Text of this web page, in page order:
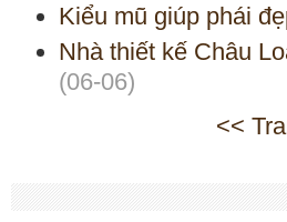
Kiểu mũ giúp phái
Nhà thiết kế Châu
(06-06)
<<